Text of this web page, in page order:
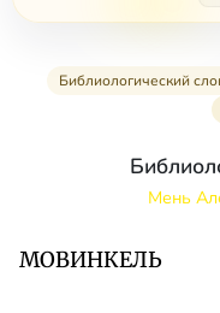
Библиологический
Мень
МОВИНКЕЛЬ